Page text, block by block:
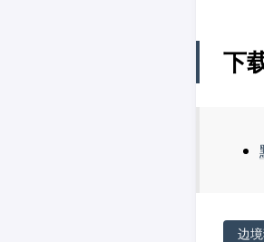
下
请务
边